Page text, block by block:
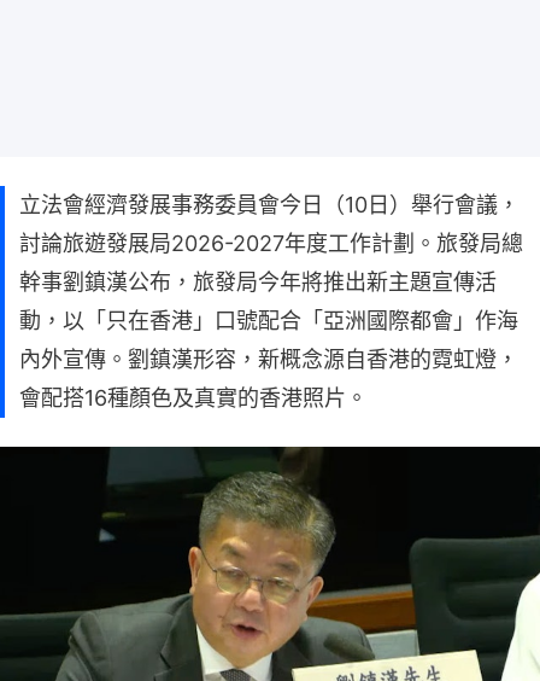
立法會經濟發展事務委員會今日（10日）舉行會議，
討論旅遊發展局2026-2027年度工作計劃。旅發局總
幹事劉鎮漢公布，旅發局今年將推出新主題宣傳活
動，以「只在香港」口號配合「亞洲國際都會」作海
內外宣傳。劉鎮漢形容，新概念源自香港的霓虹燈，
會配搭16種顏色及真實的香港照片。